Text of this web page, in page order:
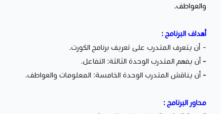
والعواطف.
أهداف البرنامج :
- أن يتعرف المتدرب على تعريف برنامج الكورت.
- أن يفهم المتدرب الوحدة الثالثة: التفاعل.
- أن يناقش المتدرب الوحدة الخامسة: المعلومات والعواطف.
محاور البرنامج :